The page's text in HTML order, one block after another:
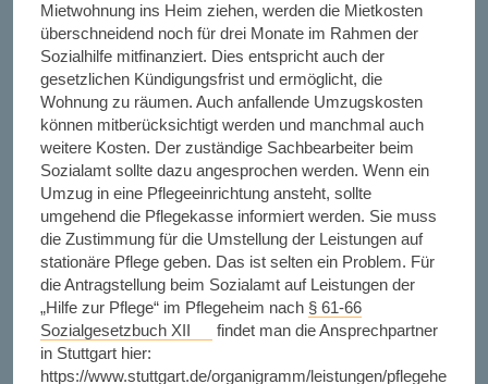
Mietwohnung ins Heim ziehen, werden die Mietkosten
überschneidend noch für drei Monate im Rahmen der
Sozialhilfe mitfinanziert. Dies entspricht auch der
gesetzlichen Kündigungsfrist und ermöglicht, die
Wohnung zu räumen. Auch anfallende Umzugskosten
können mitberücksichtigt werden und manchmal auch
weitere Kosten. Der zuständige Sachbearbeiter beim
Sozialamt sollte dazu angesprochen werden. Wenn ein
Umzug in eine Pflegeeinrichtung ansteht, sollte
umgehend die Pflegekasse informiert werden. Sie muss
die Zustimmung für die Umstellung der Leistungen auf
stationäre Pflege geben. Das ist selten ein Problem. Für
die Antragstellung beim Sozialamt auf Leistungen der
„Hilfe zur Pflege“ im Pflegeheim nach § 61-66
Sozialgesetzbuch XII
findet man die Ansprechpartner
in Stuttgart hier:
https://www.stuttgart.de/organigramm/leistungen/pflegehe